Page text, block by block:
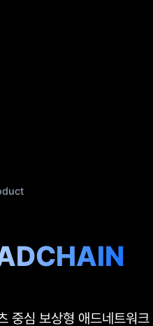
중심 보상형 애드네트워크